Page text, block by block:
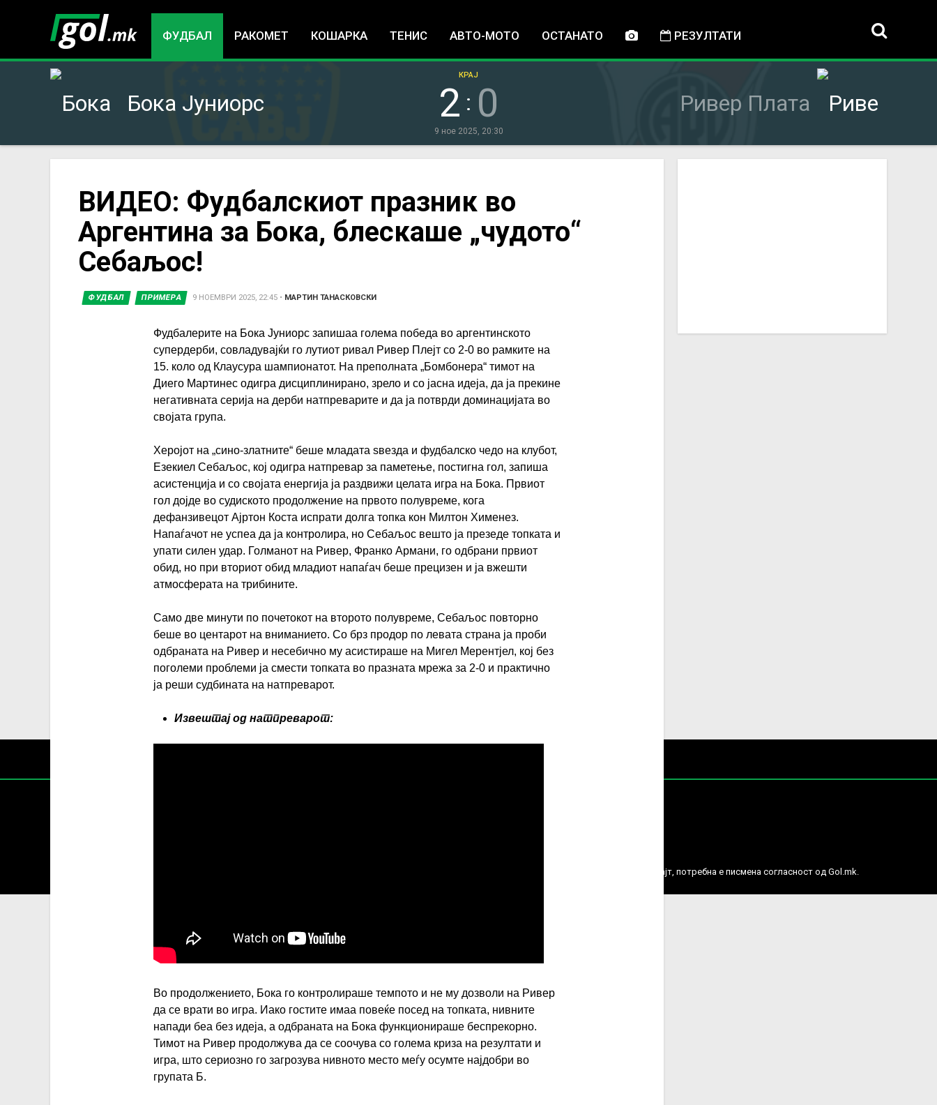
ФУДБАЛ РАКОМЕТ КОШАРКА ТЕНИС АВТО-МОТО ОСТАНАТО РЕЗУЛТАТИ
Бока Јуниорс Ривер Плата
2 : 0
КРАЈ
9 ное 2025, 20:30
here
ВИДЕО: Фудбалскиот празник во
Аргентина за Бока, блескаше „чудото“
Себаљос!
ФУДБАЛ ПРИМЕРА 9 НОЕМВРИ 2025, 22:45• МАРТИН ТАНАСКОВСКИ
Фудбалерите на Бока Јуниорс запишаа голема победа во аргентинското
супердерби, совладувајќи го лутиот ривал Ривер Плејт со 2-0 во рамките на
15. коло од Клаусура шампионатот. На преполната „Бомбонера“ тимот на
Диего Мартинес одигра дисциплинирано, зрелo и со јасна идеја, да ја прекине
негативната серија на дерби натпреварите и да ја потврди доминацијата во
својата група.
Херојот на „сино-златните“ беше младата ѕвезда и фудбалско чедо на клубот,
Езекиел Себаљос, кој одигра натпревар за паметење, постигна гол, запиша
асистенција и со својата енергија ја раздвижи целата игра на Бока. Првиот
гол дојде во судиското продолжение на првото полувреме, кога
дефанзивецот Ајртон Коста испрати долга топка кон Милтон Хименез.
Напаѓачот не успеа да ја контролира, но Себаљос вешто ја презеде топката и
упати силен удар. Голманот на Ривер, Франко Армани, го одбрани првиот
обид, но при вториот обид младиот напаѓач беше прецизен и ја вжешти
атмосферата на трибините.
Само две минути по почетокот на второто полувреме, Себаљос повторно
беше во центарот на вниманието. Со брз продор по левата страна ја проби
одбраната на Ривер и несебично му асистираше на Мигел Мерентјел, кој без
поголеми проблеми ја смести топката во празната мрежа за 2-0 и практично
ја реши судбината на натпреварот.
Извештај од натпреварот:
Во продолжението, Бока го контролираше темпото и не му дозволи на Ривер
да се врати во игра. Иако гостите имаа повеќе посед на топката, нивните
напади беа без идеја, а одбраната на Бока функционираше беспрекорно.
Тимот на Ривер продолжува да се соочува со голема криза на резултати и
игра, што сериозно го загрозува нивното место меѓу осумте најдобри во
групата Б.
За секоја форма на распространување, репродукција или комерцијална употреба на текстови, фотографии или податоци од овој веб сајт, потребна е писмена согласност од Gol.mk.